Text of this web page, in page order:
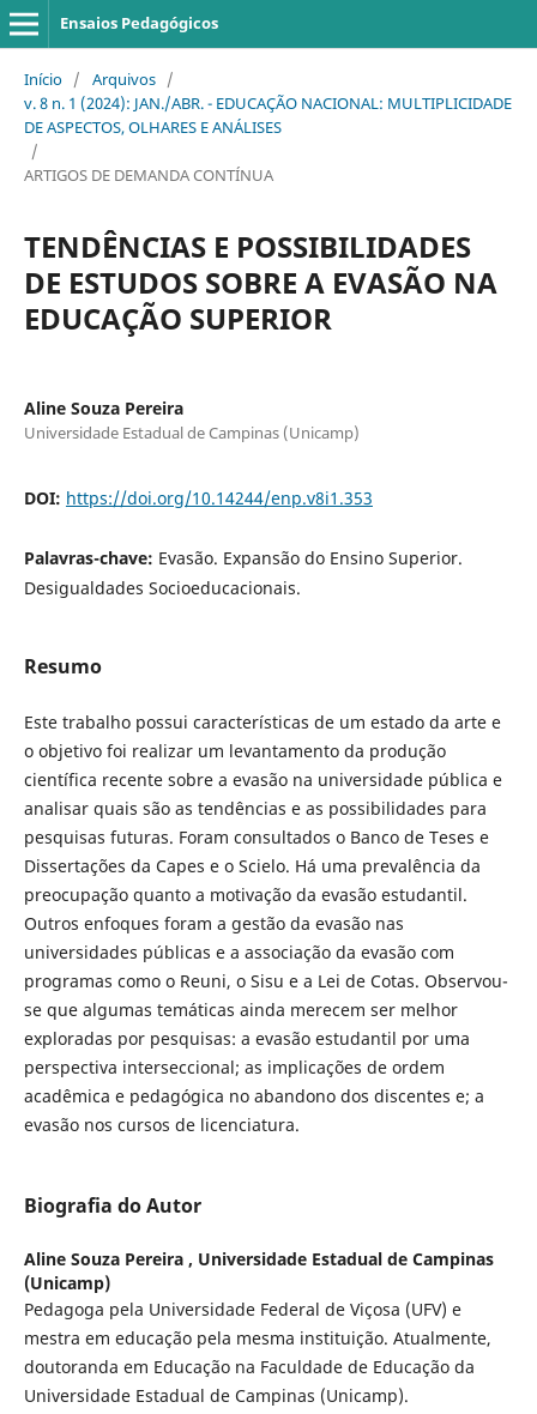
Ensaios Pedagógicos
Início / Arquivos /
v. 8 n. 1 (2024): JAN./ABR. - EDUCAÇÃO NACIONAL: MULTIPLICIDADE
DE ASPECTOS, OLHARES E ANÁLISES
/
ARTIGOS DE DEMANDA CONTÍNUA
TENDÊNCIAS E POSSIBILIDADES
DE ESTUDOS SOBRE A EVASÃO NA
EDUCAÇÃO SUPERIOR
Aline Souza Pereira
Universidade Estadual de Campinas (Unicamp)
DOI: https://doi.org/10.14244/enp.v8i1.353
Palavras-chave: Evasão. Expansão do Ensino Superior.
Desigualdades Socioeducacionais.
Resumo
Este trabalho possui características de um estado da arte e
o objetivo foi realizar um levantamento da produção
científica recente sobre a evasão na universidade pública e
analisar quais são as tendências e as possibilidades para
pesquisas futuras. Foram consultados o Banco de Teses e
Dissertações da Capes e o Scielo. Há uma prevalência da
preocupação quanto a motivação da evasão estudantil.
Outros enfoques foram a gestão da evasão nas
universidades públicas e a associação da evasão com
programas como o Reuni, o Sisu e a Lei de Cotas. Observou-
se que algumas temáticas ainda merecem ser melhor
exploradas por pesquisas: a evasão estudantil por uma
perspectiva interseccional; as implicações de ordem
acadêmica e pedagógica no abandono dos discentes e; a
evasão nos cursos de licenciatura.
Biografia do Autor
Aline Souza Pereira , Universidade Estadual de Campinas
(Unicamp)
Pedagoga pela Universidade Federal de Viçosa (UFV) e
mestra em educação pela mesma instituição. Atualmente,
doutoranda em Educação na Faculdade de Educação da
Universidade Estadual de Campinas (Unicamp).